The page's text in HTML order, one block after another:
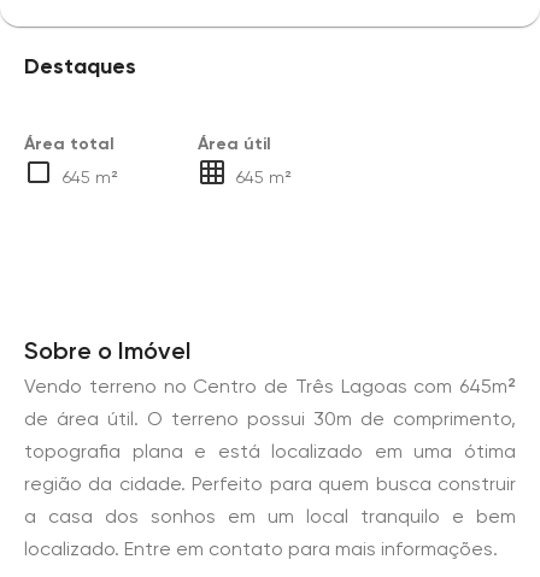
Destaques
Área total
645 m²
Área útil
645 m²
Sobre o Imóvel
Vendo terreno no Centro de Três Lagoas com 645m²
de área útil. O terreno possui 30m de comprimento,
topografia plana e está localizado em uma ótima
região da cidade. Perfeito para quem busca construir
a casa dos sonhos em um local tranquilo e bem
localizado. Entre em contato para mais informações.